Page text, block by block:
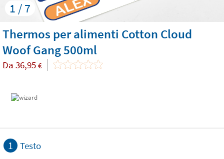
1 / 7
Thermos per alimenti Cotton Cloud
Woof Gang 500ml
Da 36,95 €
1 Testo